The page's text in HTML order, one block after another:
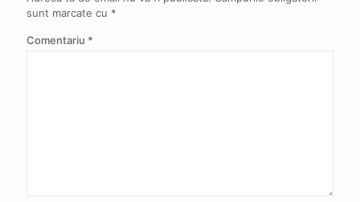
sunt marcate cu *
Comentariu *